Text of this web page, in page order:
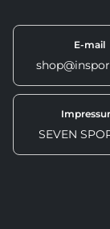
E-mail
SEVEN